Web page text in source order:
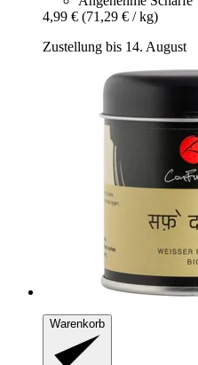
4,99 € (71,29 € / kg)
Zustellung bis 14. August
Warenkorb